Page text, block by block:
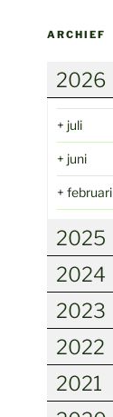
ARCHIEF
2026
+ juli
+ juni
+ februari
2025
2024
2023
2022
2021